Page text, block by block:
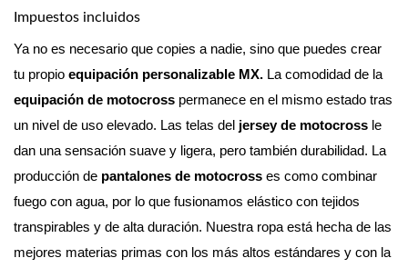
Impuestos incluidos
Ya no es necesario que copies a nadie, sino que puedes crear
tu propio equipación personalizable MX.
La comodidad de la
equipación de motocross permanece en el mismo estado tras
un nivel de uso elevado. Las telas del jersey de motocross le
dan una sensación suave y ligera, pero también durabilidad. La
producción de pantalones de motocross es como combinar
fuego con agua, por lo que fusionamos elástico con tejidos
transpirables y de alta duración. Nuestra ropa está hecha de las
mejores materias primas con los más altos estándares y con la